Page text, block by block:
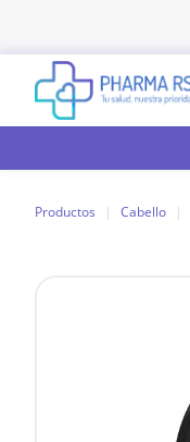
Productos | Cabello |